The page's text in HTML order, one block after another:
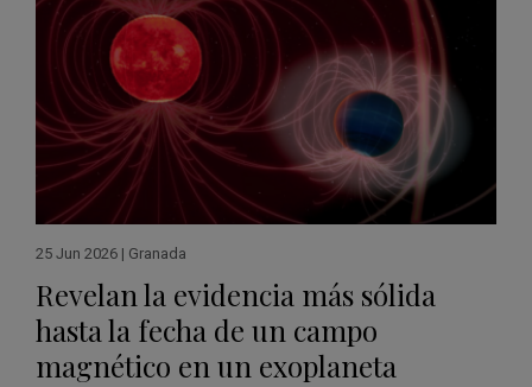
25 Jun 2026 | Granada
Revelan la evidencia más sólida
hasta la fecha de un campo
magnético en un exoplaneta